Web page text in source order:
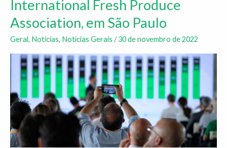
International Fresh Produce
Association, em São Paulo
Geral, Notícias, Notícias Gerais /30 de novembro de 2022
de
evento
da
International
Fresh
Produce
Association,
em
São
Paulo